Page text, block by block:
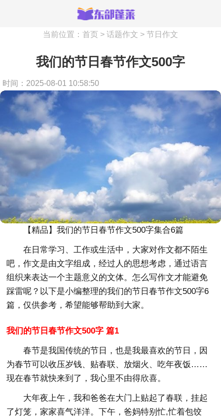
当前位置： 首页 > 话题作文 > 节日作文
我们的节日春节作文500字
时间：2025-08-01 10:58:50
【精品】我们的节日春节作文500字集合6篇
在日常学习、工作或生活中，大家对作文都不陌生
吧，作文是由文字组成，经过人的思想考虑，通过语言
组织来表达一个主题意义的文体。怎么写作文才能避免
踩雷呢？以下是小编整理的我们的节日春节作文500字6
篇，仅供参考，希望能够帮助到大家。
我们的节日春节作文500字 篇1
春节是我国传统的节日，也是我最喜欢的节日，因
为春节可以收压岁钱、贴春联、放烟火、吃年夜饭……
现在春节就快来到了，我心里不由得欣喜。
大年夜上午，我和爸爸在大门上贴起了春联，挂起
了灯笼，家家喜气洋洋。下午，爸妈特别忙,忙着包饺